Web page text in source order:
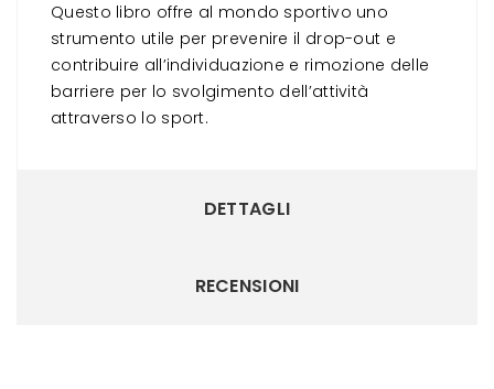
Questo libro offre al mondo sportivo uno
strumento utile per prevenire il drop-out e
contribuire all’individuazione e rimozione delle
barriere per lo svolgimento dell’attività
attraverso lo sport.
DETTAGLI
RECENSIONI